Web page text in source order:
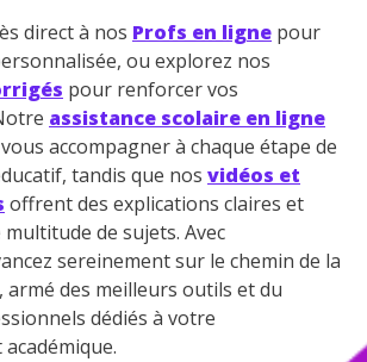
direct à nos Profs en ligne pour
ou explorez nos
pour renforcer vos
assistance scolaire en ligne
accompagner à chaque étape de
tandis que nos vidéos et
offrent des explications claires et
de sujets. Avec
sereinement sur le chemin de la
armé des meilleurs outils et du
dédiés à votre